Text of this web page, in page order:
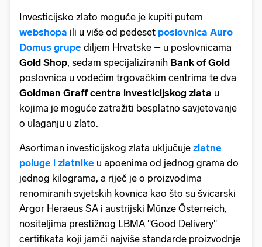
Investicijsko zlato moguće je kupiti putem
webshopa ili u više od pedeset poslovnica Auro
Domus grupe diljem Hrvatske – u poslovnicama
Gold Shop, sedam specijaliziranih Bank of Gold
poslovnica u vodećim trgovačkim centrima te dva
Goldman Graff centra investicijskog zlata u
kojima je moguće zatražiti besplatno savjetovanje
o ulaganju u zlato.
Asortiman investicijskog zlata uključuje zlatne
poluge i zlatnike u apoenima od jednog grama do
jednog kilograma, a riječ je o proizvodima
renomiranih svjetskih kovnica kao što su švicarski
Argor Heraeus SA i austrijski Münze Österreich,
nositeljima prestižnog LBMA ''Good Delivery''
certifikata koji jamči najviše standarde proizvodnje